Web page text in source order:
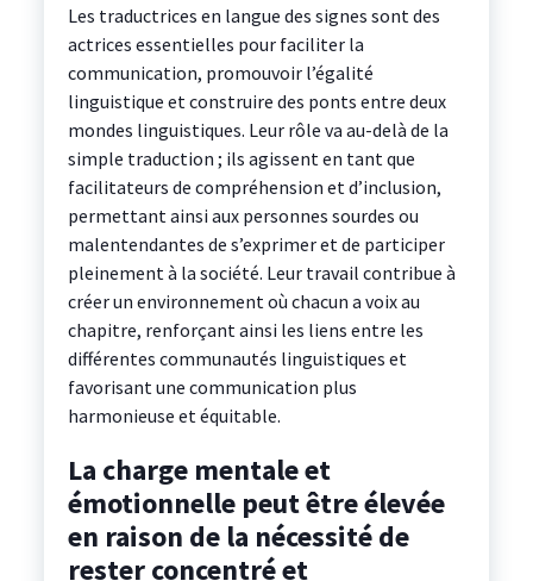
Les traductrices en langue des signes sont des
actrices essentielles pour faciliter la
communication, promouvoir l’égalité
linguistique et construire des ponts entre deux
mondes linguistiques. Leur rôle va au-delà de la
simple traduction ; ils agissent en tant que
facilitateurs de compréhension et d’inclusion,
permettant ainsi aux personnes sourdes ou
malentendantes de s’exprimer et de participer
pleinement à la société. Leur travail contribue à
créer un environnement où chacun a voix au
chapitre, renforçant ainsi les liens entre les
différentes communautés linguistiques et
favorisant une communication plus
harmonieuse et équitable.
La charge mentale et
émotionnelle peut être élevée
en raison de la nécessité de
rester concentré et